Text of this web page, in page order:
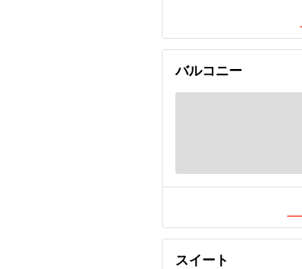
バルコニー
スイート